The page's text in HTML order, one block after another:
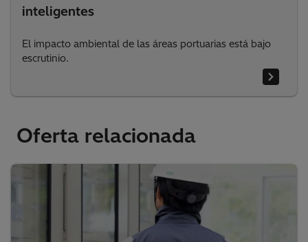
inteligentes
El impacto ambiental de las áreas portuarias está bajo
escrutinio.
Oferta relacionada